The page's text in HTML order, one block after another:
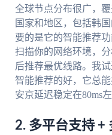
全球节点分布很广，
国家和地区，包括韩
要的是它的智能推荐
扫描你的网络环境，
后推荐最优线路。我
智能推荐的好，它总
安京延迟稳定在80ms左
2. 多平台支持 +